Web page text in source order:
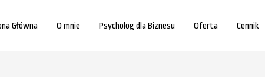
Główna O mnie Psycholog dla Biznesu Oferta Cennik